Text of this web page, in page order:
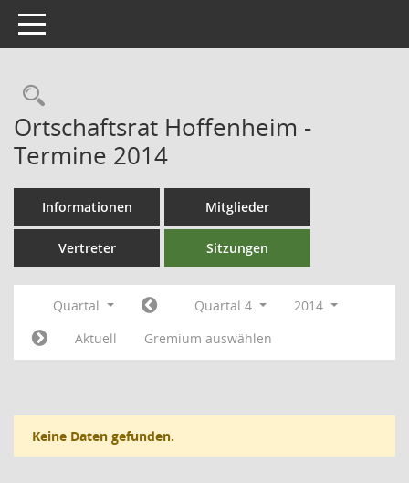
Toggle navigation
Ortschaftsrat Hoffenheim -
Termine 2014
Informationen Mitglieder
Vertreter Sitzungen
Quartal Quartal 4
2014
Aktuell
Gremium auswählen
Keine Daten gefunden.